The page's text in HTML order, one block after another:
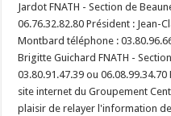
Jardot FNATH - Section de
06.76.32.82.80 Président : Jean-
Montbard téléphone :
Brigitte Guichard FNATH -
03.80.91.47.39 ou
site internet du Groupement
plaisir de relayer l'information